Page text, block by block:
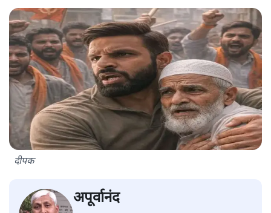
दीपक
अपूर्वानंद